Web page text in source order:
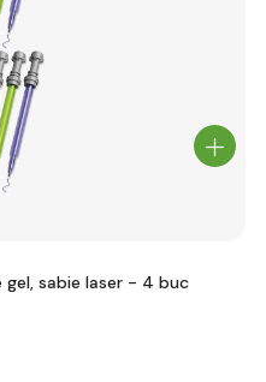
gel, sabie laser - 4 buc